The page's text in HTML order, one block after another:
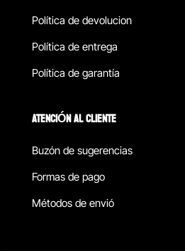
Política de devolucion
Política de entrega
Política de garantía
ATENCIÓN AL CLIENTE
Buzón de sugerencias
Formas de pago
Métodos de envió